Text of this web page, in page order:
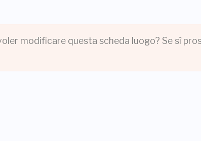
modificare questa scheda luogo? Se sì